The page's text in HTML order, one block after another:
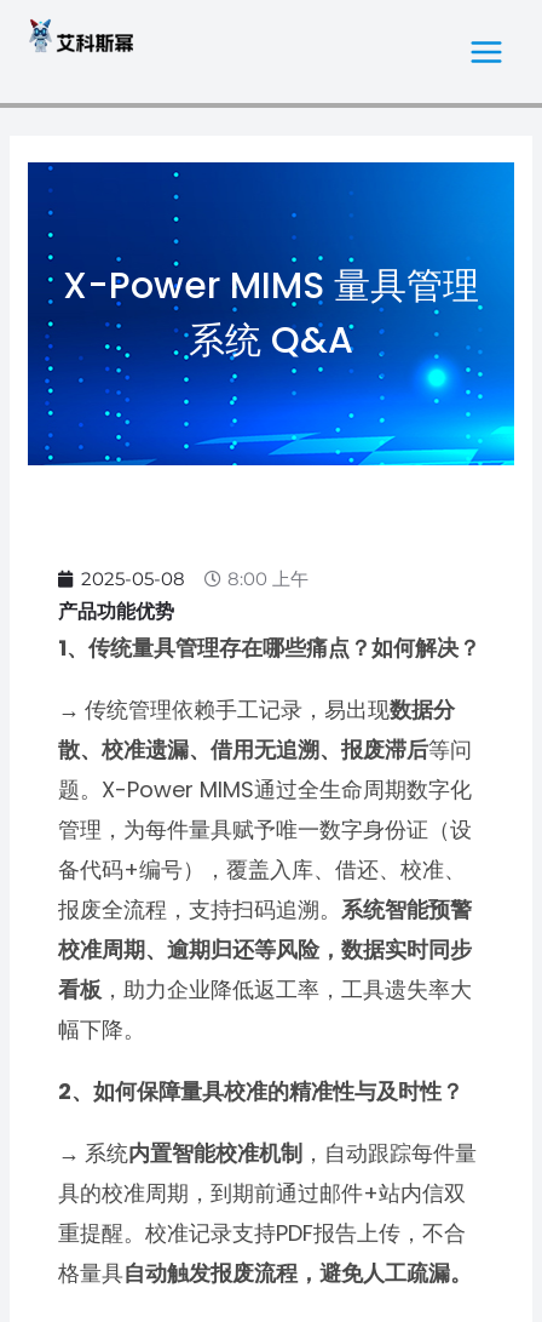
容
X-Power MIMS 量具管理
系统 Q&A
2025-05-08 8:00 上午
产品功能优势
1、传统量具管理存在哪些痛点？如何解决？
→传统管理依赖手工记录，易出现数据分
散、校准遗漏、借用无追溯、报废滞后等问
题。X-Power MIMS通过全生命周期数字化
管理，为每件量具赋予唯一数字身份证（设
备代码+编号），覆盖入库、借还、校准、
报废全流程，支持扫码追溯。系统智能预警
校准周期、逾期归还等风险，数据实时同步
看板，助力企业降低返工率，工具遗失率大
幅下降。
2、如何保障量具校准的精准性与及时性？
→系统内置智能校准机制 ，自动跟踪每件量
具的校准周期，到期前通过邮件+站内信双
重提醒。校准记录支持PDF报告上传，不合
格量具自动触发报废流程，避免人工疏漏。